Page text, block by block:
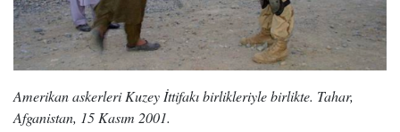
Amerikan askerleri Kuzey İttifakı birlikleriyle birlikte. Tahar,
Afganistan, 15 Kasım 2001.